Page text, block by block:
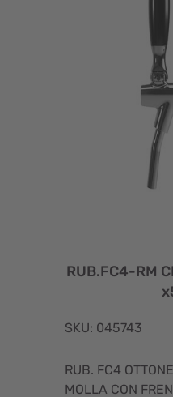
RUB.FC4-RM
SKU: 045743
RUB. FC4
MOLLA CON